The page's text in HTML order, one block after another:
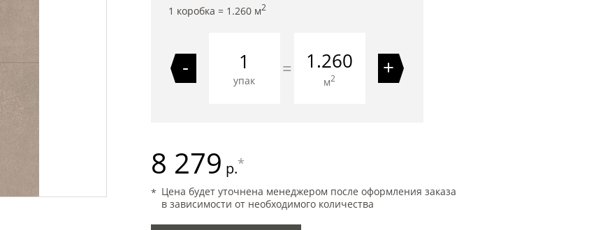
1 коробка = 1.260м2
-
упак
= 1.260
м2 +
8 279 р.*
Цена будет уточнена менеджером после оформления заказа
в зависимости от необходимого количества